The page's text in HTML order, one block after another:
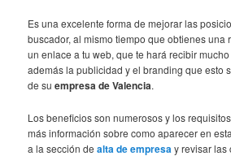
Es una excelente forma de mejorar las
buscador, al mismo tiempo que obtienes una
un enlace a tu web, que te hará recibir
además la publicidad y el branding que esto
de suempresa de Valencia.
Los beneficios son numerosos y los
más información sobre como aparecer en
a la sección dealta de empresay revisar las